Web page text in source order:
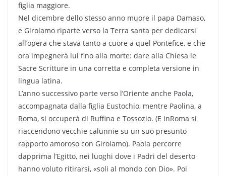
figlia maggiore.
Nel dicembre dello stesso anno muore il papa Damaso,
e Girolamo riparte verso la Terra santa per dedicarsi
all’opera che stava tanto a cuore a quel Pontefice, e che
ora impegnerà lui fino alla morte: dare alla Chiesa le
Sacre Scritture in una corretta e completa versione in
lingua latina.
L’anno successivo parte verso l’Oriente anche Paola,
accompagnata dalla figlia Eustochio, mentre Paolina, a
Roma, si occuperà di Ruffina e Tossozio. (E inRoma si
riaccendono vecchie calunnie su un suo presunto
rapporto amoroso con Girolamo). Paola percorre
dapprima l’Egitto, nei luoghi dove i Padri del deserto
hanno voluto ritirarsi, «soli al mondo con Dio». Poi